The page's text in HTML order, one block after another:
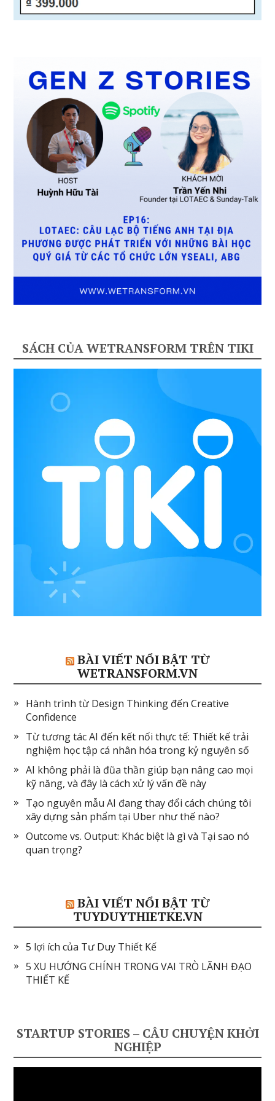
SÁCH CỦA WETRANSFORM TRÊN TIKI
BÀI VIẾT NỔI BẬT TỪ
WETRANSFORM.VN
Hành trình từ Design Thinking đến Creative
Confidence
Từ tương tác AI đến kết nối thực tế: Thiết kế trải
nghiệm học tập cá nhân hóa trong kỷ nguyên số
AI không phải là đũa thần giúp bạn nâng cao mọi
kỹ năng, và đây là cách xử lý vấn đề này
Tạo nguyên mẫu AI đang thay đổi cách chúng tôi
xây dựng sản phẩm tại Uber như thế nào?
Outcome vs. Output: Khác biệt là gì và Tại sao nó
quan trọng?
BÀI VIẾT NỔI BẬT TỪ
TUYDUYTHIETKE.VN
5 lợi ích của Tư Duy Thiết Kế
5 XU HƯỚNG CHÍNH TRONG VAI TRÒ LÃNH ĐẠO
THIẾT KẾ
STARTUP STORIES – CÂU CHUYỆN KHỞI
NGHIỆP